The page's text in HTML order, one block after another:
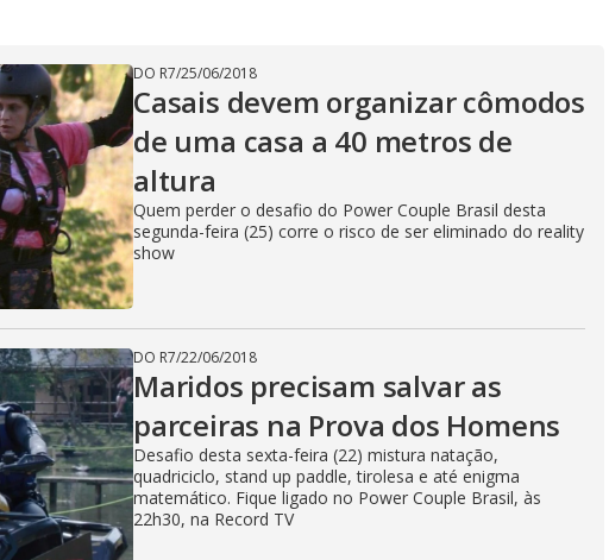
DO R7/25/06/2018
Casais devem organizar cômodos
de uma casa a 40 metros de
altura
Quem perder o desafio do Power Couple Brasil desta
segunda-feira (25) corre o risco de ser eliminado do reality
show
DO R7/22/06/2018
Maridos precisam salvar as
parceiras na Prova dos Homens
Desafio desta sexta-feira (22) mistura natação,
quadriciclo, stand up paddle, tirolesa e até enigma
matemático. Fique ligado no Power Couple Brasil, às
22h30, na Record TV